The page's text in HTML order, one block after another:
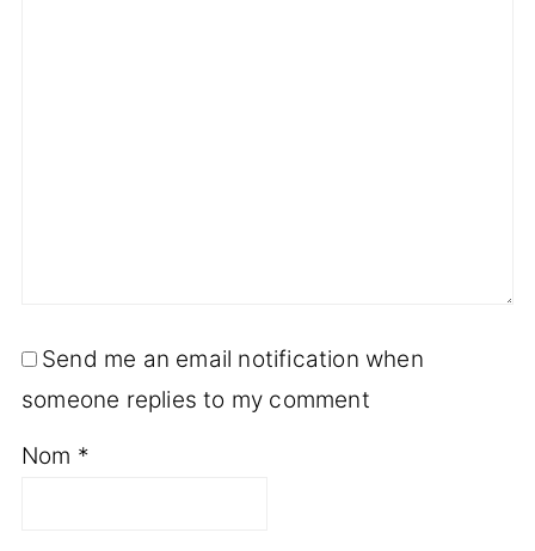
Send me an email notification when
someone replies to my comment
Nom *